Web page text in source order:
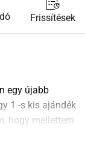
Frissítések
egy újabb
1 -s kis ajándék
hogy mellettem